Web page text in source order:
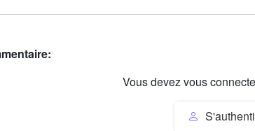
Vous devez vous